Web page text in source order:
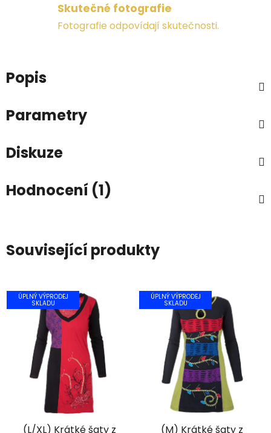
Skutečné fotografie
Fotografie odpovídají skutečnosti.
Popis
Parametry
Diskuze
Hodnocení (1)
Související produkty
ÚPLNÝ VÝPRODEJ
SKLADU
(L/XL) Krátké šaty z
ÚPLNÝ VÝPRODEJ
SKLADU
(M) Krátké šaty z